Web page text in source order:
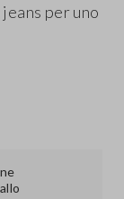
per uno